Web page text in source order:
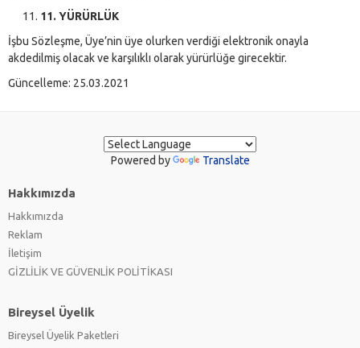
11. YÜRÜRLÜK
İşbu Sözleşme, Üye’nin üye olurken verdiği elektronik onayla
akdedilmiş olacak ve karşılıklı olarak yürürlüğe girecektir.
Güncelleme: 25.03.2021
Powered by Translate
Hakkımızda
Hakkımızda
Reklam
İletişim
GİZLİLİK VE GÜVENLİK POLİTİKASI
Bireysel Üyelik
Bireysel Üyelik Paketleri